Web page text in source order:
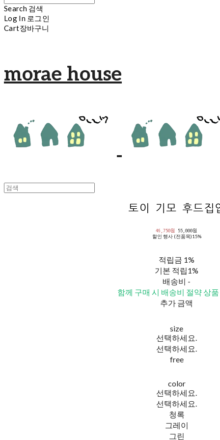
Search 검색
Log In 로그인
Cart장바구니
morae house
토이 기모 후드집
46,750원 55,000원
할인 행사 (전품목)15%
적립금 1%
기본 적립1%
배송비 -
함께 구매 시 배송비 절약 상
추가 금액
size
선택하세요.
선택하세요.
free
color
선택하세요.
선택하세요.
청록
그레이
그린